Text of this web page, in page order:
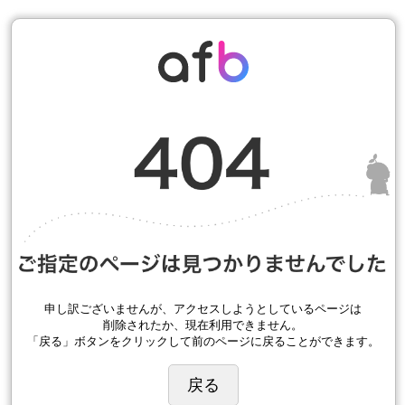
申し訳ございませんが、アクセスしようとしているページは
削除されたか、現在利用できません。
「戻る」ボタンをクリックして前のページに戻ることができます。
戻る